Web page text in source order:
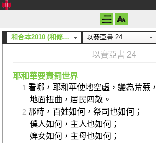
和合本2010 (和修) (神版) 以賽亞書 24
以賽亞書 24
耶和華要責罰世界
1 看哪，耶和華使地空虛，變為荒蕪，
地面扭曲，居民四散。
2 那時，百姓如何，祭司也如何；
僕人如何，主人也如何；
婢女如何，主母也如何；